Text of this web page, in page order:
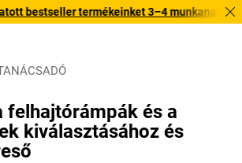
termékeinket 3–4 munkanapon
felhajtórámpák és a
kiválasztásához és